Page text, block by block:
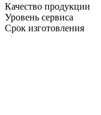
Качество продукции
Уровень сервиса
Срок изготовления